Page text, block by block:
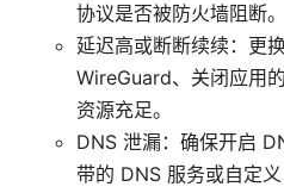
协议是否被防火墙阻断。
延迟高或断断续续：更
WireGuard、关闭应用
资源充足。
DNS 泄漏：确保开启
带的 DNS 服务或自定义